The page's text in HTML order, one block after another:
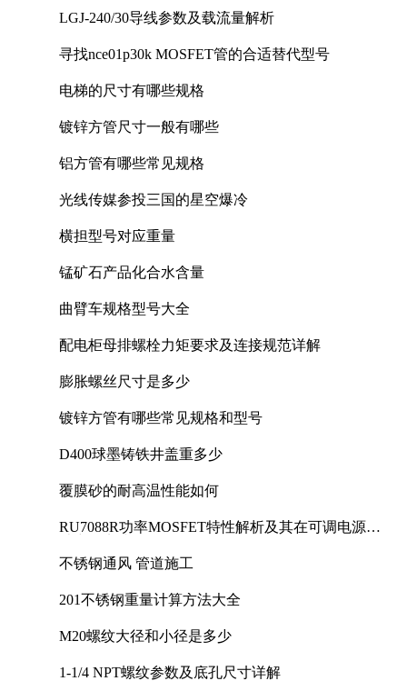
LGJ-240/30导线参数及载流量解析
寻找nce01p30k MOSFET管的合适替代型号
电梯的尺寸有哪些规格
镀锌方管尺寸一般有哪些
铝方管有哪些常见规格
光线传媒参投三国的星空爆冷
横担型号对应重量
锰矿石产品化合水含量
曲臂车规格型号大全
配电柜母排螺栓力矩要求及连接规范详解
膨胀螺丝尺寸是多少
镀锌方管有哪些常见规格和型号
D400球墨铸铁井盖重多少
覆膜砂的耐高温性能如何
RU7088R功率MOSFET特性解析及其在可调电源设
不锈钢通风 管道施工
201不锈钢重量计算方法大全
M20螺纹大径和小径是多少
1-1/4 NPT螺纹参数及底孔尺寸详解